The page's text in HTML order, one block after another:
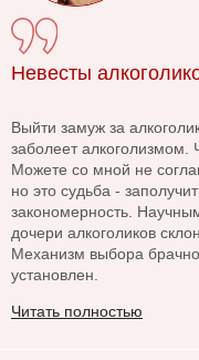
Невесты
Выйти замуж за
заболеет
Можете со мной не
но это судьба -
закономерность.
дочери алкоголиков
Механизм выбора
установлен.
Читать полностью